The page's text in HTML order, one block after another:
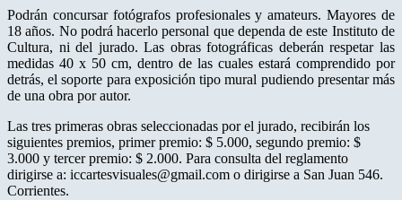
Podrán concursar fotógrafos profesionales y amateurs. Mayores de
18 años. No podrá hacerlo personal que dependa de este Instituto de
Cultura, ni del jurado. Las obras fotográficas deberán respetar las
medidas 40 x 50 cm, dentro de las cuales estará comprendido por
detrás, el soporte para exposición tipo mural pudiendo presentar más
de una obra por autor.
Las tres primeras obras seleccionadas por el jurado, recibirán los
siguientes premios, primer premio: $ 5.000, segundo premio: $
3.000 y tercer premio: $ 2.000. Para consulta del reglamento
dirigirse a: iccartesvisuales@gmail.com o dirigirse a San Juan 546.
Corrientes.